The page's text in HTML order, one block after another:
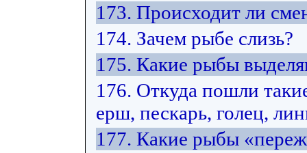
173. Происходит ли
174. Зачем рыбе слизь?
175. Какие рыбы
176. Откуда пошли
ерш, пескарь, голец,
177. Какие рыбы